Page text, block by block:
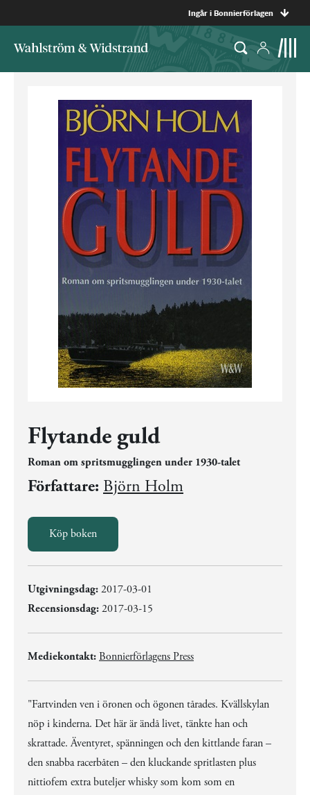
Ingår i Bonnierförlagen
Flytande guld
Roman om spritsmugglingen under 1930-talet
Författare: Björn Holm
Köp boken
Utgivningsdag:2017-03-01
Recensionsdag:2017-03-15
Mediekontakt: Bonnierförlagens Press
"Fartvinden ven i öronen och ögonen tårades. Kvällskylan
nöp i kinderna. Det här är ändå livet, tänkte han och
skrattade. Äventyret, spänningen och den kittlande faran –
den snabba racerbåten – den kluckande spritlasten plus
nittiofem extra buteljer whisky som kom som en